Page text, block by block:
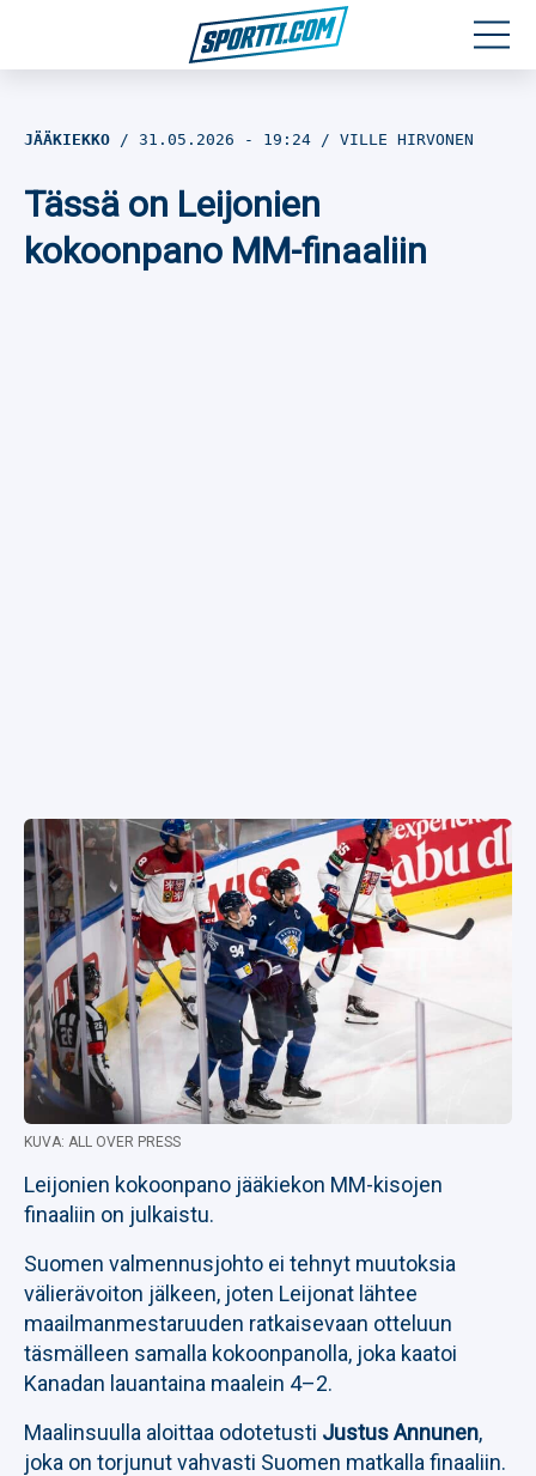
Jalkapallo
JÄÄKIEKKO 31.05.2026 - 19:24 VILLE HIRVONEN
Tässä on Leijonien
kokoonpano MM-finaaliin
KUVA: ALL OVER PRESS
Leijonien kokoonpano jääkiekon MM-kisojen
finaaliin on julkaistu.
Suomen valmennusjohto ei tehnyt muutoksia
välierävoiton jälkeen, joten Leijonat lähtee
maailmanmestaruuden ratkaisevaan otteluun
täsmälleen samalla kokoonpanolla, joka kaatoi
Kanadan lauantaina maalein 4–2.
Maalinsuulla aloittaa odotetusti Justus Annunen,
joka on torjunut vahvasti Suomen matkalla finaaliin.